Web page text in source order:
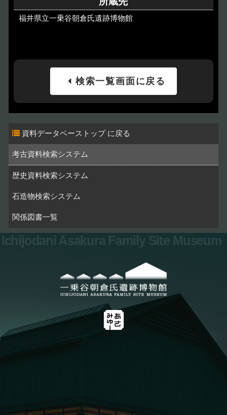
福井県立一乗谷朝倉氏遺跡博物館
検索一覧画面に戻る
資料データベーストップ
考古資料検索システム
歴史資料検索システム
石造物検索システム
関係図書一覧
Ichijodani Asakura Family Site Museum